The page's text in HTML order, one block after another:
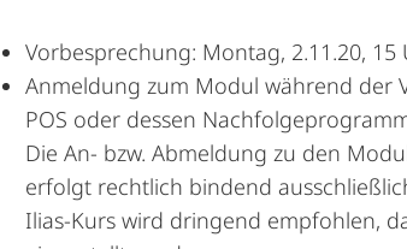
Vorbesprechung: Montag, 2.11.20, 15
Anmeldung zum Modul während der
POS oder dessen
Die An- bzw. Abmeldung zu den
erfolgt rechtlich bindend
Ilias-Kurs wird dringend empfohlen,